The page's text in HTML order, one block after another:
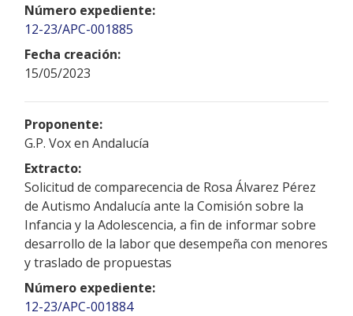
Número expediente:
12-23/APC-001885
Fecha creación:
15/05/2023
Proponente:
G.P. Vox en Andalucía
Extracto:
Solicitud de comparecencia de Rosa Álvarez Pérez
de Autismo Andalucía ante la Comisión sobre la
Infancia y la Adolescencia, a fin de informar sobre
desarrollo de la labor que desempeña con menores
y traslado de propuestas
Número expediente:
12-23/APC-001884